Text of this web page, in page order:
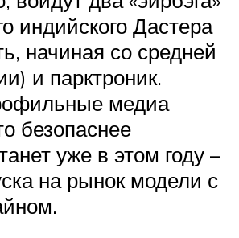
индийского Дастера
начиная со средней
и парктроник.
медиа
безопаснее
уже в этом году –
на рынок модели с